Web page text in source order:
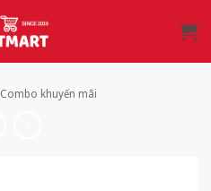
Combo khuyến mãi